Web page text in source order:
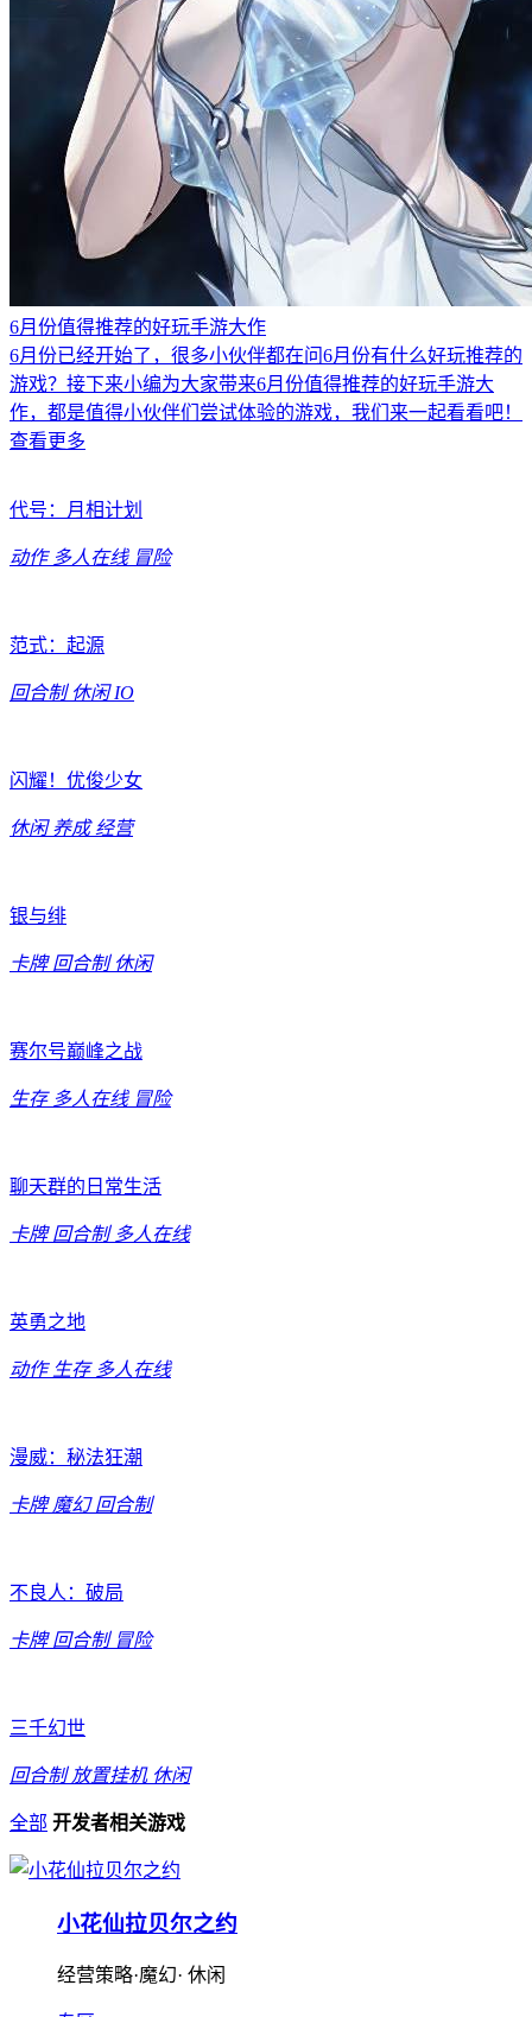
6月份值得推荐的好玩手游大作
6月份已经开始了，很多小伙伴都在问6月份有什么好玩推荐的
游戏？接下来小编为大家带来6月份值得推荐的好玩手游大
作，都是值得小伙伴们尝试体验的游戏，我们来一起看看吧！
查看更多
代号：月相计划
动作 多人在线 冒险
范式：起源
回合制 休闲 IO
闪耀！优俊少女
休闲 养成 经营
银与绯
卡牌 回合制 休闲
赛尔号巅峰之战
生存 多人在线 冒险
聊天群的日常生活
卡牌 回合制 多人在线
英勇之地
动作 生存 多人在线
漫威：秘法狂潮
卡牌 魔幻 回合制
不良人：破局
卡牌 回合制 冒险
三千幻世
回合制 放置挂机 休闲
全部 开发者相关游戏
小花仙拉贝尔之约
经营策略·魔幻· 休闲